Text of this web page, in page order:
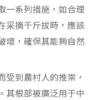
一系列措施，如合理
采摘千斤拔時，應該
壞，確保其能夠自然
受到農村人的推崇，
其根部被廣泛用于中